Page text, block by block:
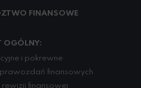
FINANSOWE
OGÓLNY:
i pokrewne
finansowych
rewizji finansowej